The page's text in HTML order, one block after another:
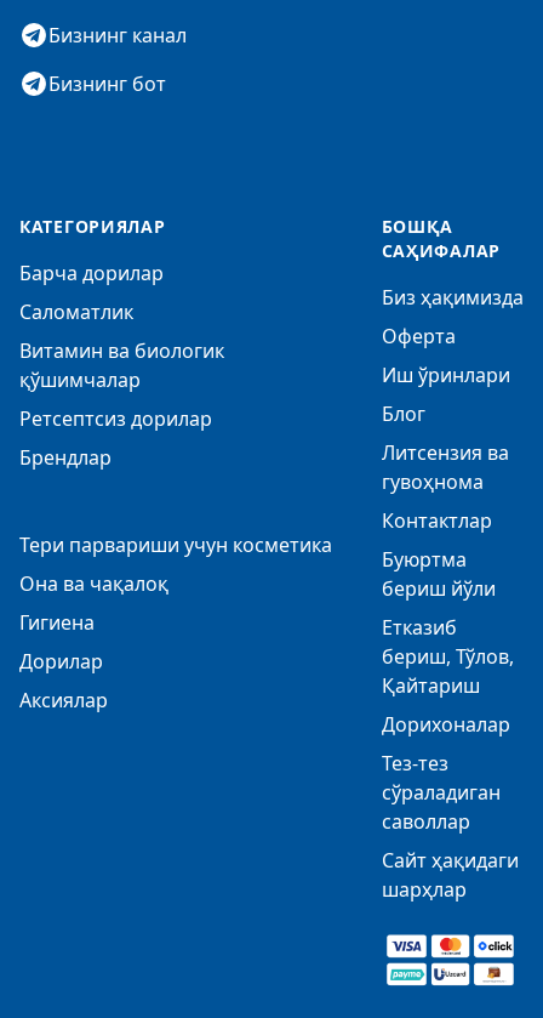
Бизнинг канал
Бизнинг бот
КАТЕГОРИЯЛАР
Барча дорилар
Саломатлик
Витамин ва биологик
қўшимчалар
Ретсептсиз дорилар
Брендлар
Тери парвариши учун косметика
Она ва чақалоқ
Гигиена
Дорилар
Аксиялар
БОШҚА
САҲИФАЛАР
Биз ҳақимизда
Оферта
Иш ўринлари
Блог
Литсензия ва
гувоҳнома
Контактлар
Буюртма
бериш йўли
Етказиб
бериш, Тўлов,
Қайтариш
Дорихоналар
Тез-тез
сўраладиган
саволлар
Сайт ҳақидаги
шарҳлар